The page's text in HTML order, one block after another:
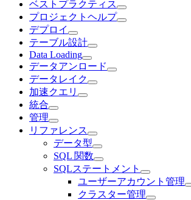
ベストプラクティス
プロジェクトヘルプ
デプロイ
テーブル設計
Data Loading
データアンロード
データレイク
加速クエリ
統合
管理
リファレンス
データ型
SQL 関数
SQLステートメント
ユーザーアカウント管理
クラスター管理